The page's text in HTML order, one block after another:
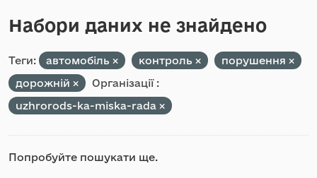
Набори даних не знайдено
Теги: автомобіль контроль
порушення
дорожній
Організації :
uzhrorods-ka-miska-rada
Попробуйте пошукати ще.